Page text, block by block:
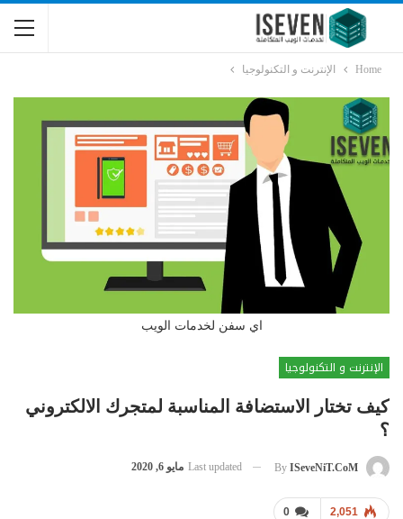
Home الإنترنت و التكنولوجيا
اي سفن لخدمات الويب
الإنترنت و التكنولوجيا
كيف تختار الاستضافة المناسبة لمتجرك الالكتروني
؟
By ISeveNiT.CoM
Last updated مايو 6, 2020
0 2,051